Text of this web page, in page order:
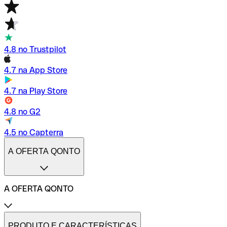
4.8 no Trustpilot
4.7 na App Store
4.7 na Play Store
4.8 no G2
4.5 no Capterra
A OFERTA QONTO
A OFERTA QONTO
Tarifas